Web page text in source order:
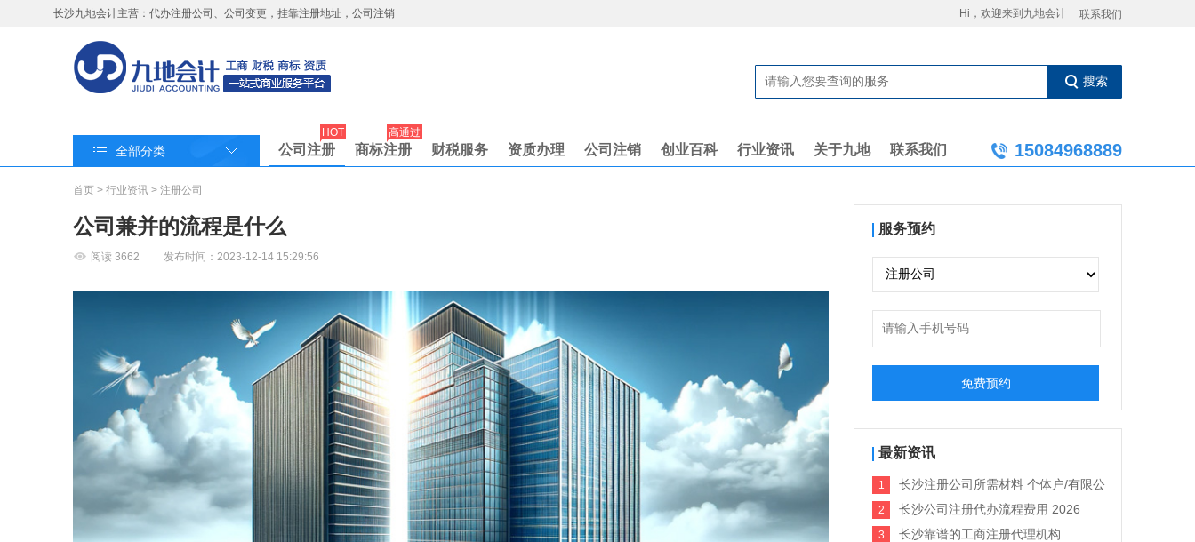
长沙九地会计主营：代办注册公司、公司变更，挂靠注册地址，公司注销 Hi，欢迎来到九地会计 联系我们
搜索
全部分类 公司注册
HOT
商标注册
高通过
财税服务 资质办理 公司注销 创业百科 行业资讯 关于九地 联系我们 15084968889
首页 > 行业资讯 > 注册公司
公司兼并的流程是什么
阅读 3662 发布时间：2023-12-14 15:29:56
服务预约
免费预约
最新资讯
长沙注册公司所需材料 个体户/有限公
司
长沙公司注册代办流程费用 2026
长沙靠谱的工商注册代理机构